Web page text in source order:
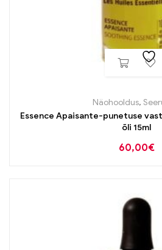
Näohooldus,
Essence Apaisante-punetuse
õli 15ml
60,00€